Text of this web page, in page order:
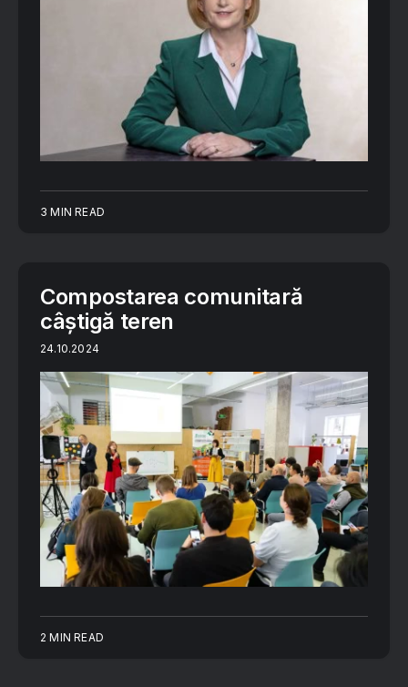
3 MIN READ
Compostarea comunitară
câștigă teren
24.10.2024
2 MIN READ